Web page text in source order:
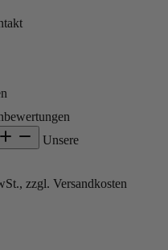
Unsere
zzgl. Versandkosten